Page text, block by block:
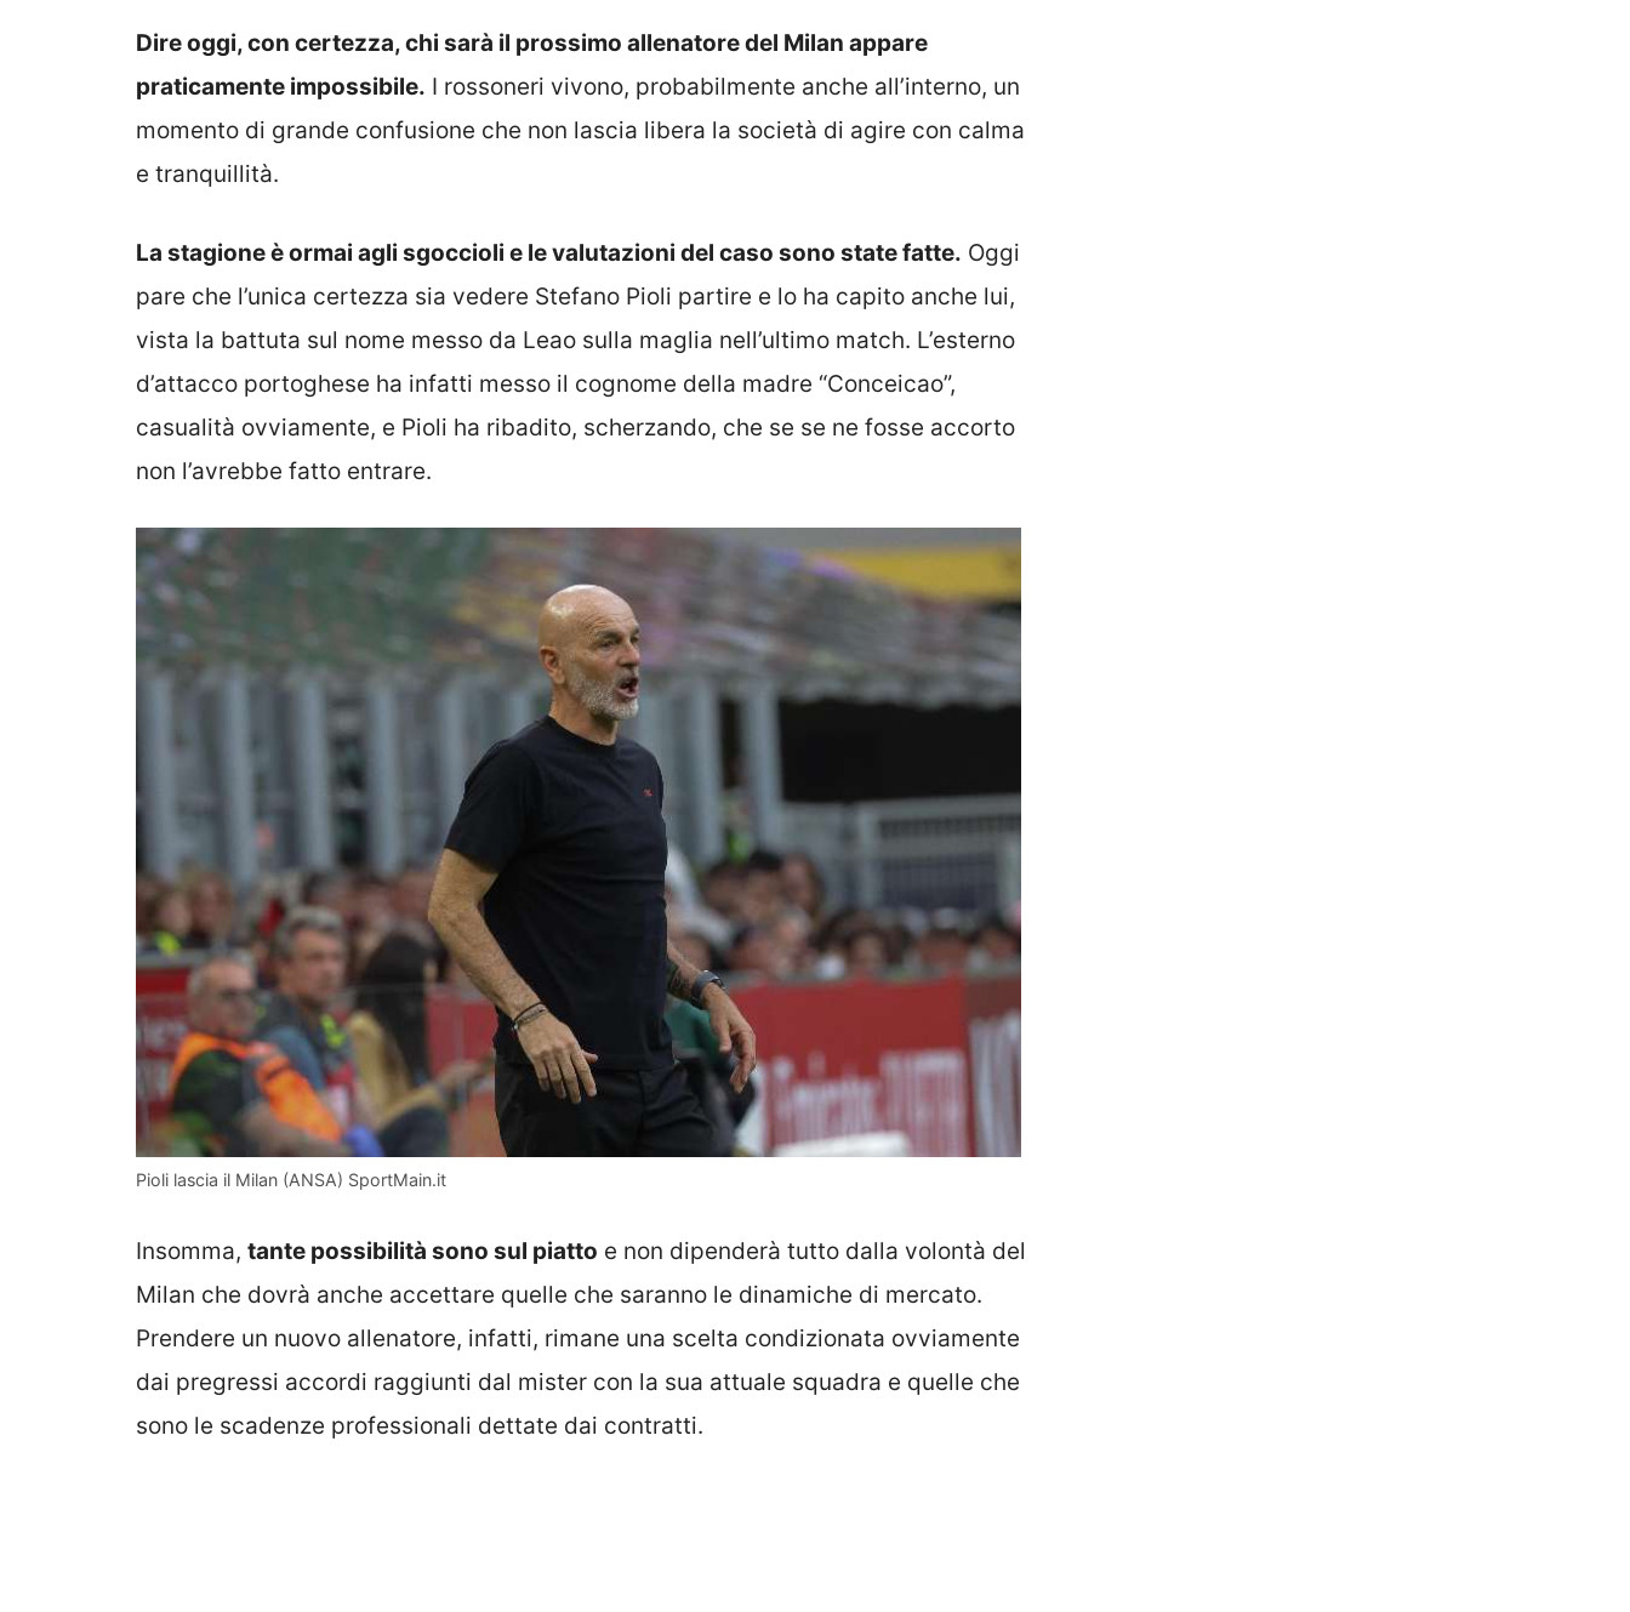
Dire oggi, con certezza, chi sarà il prossimo allenatore del Milan appare
praticamente impossibile. I rossoneri vivono, probabilmente anche all’interno, un
momento di grande confusione che non lascia libera la società di agire con calma
e tranquillità.
La stagione è ormai agli sgoccioli e le valutazioni del caso sono state fatte. Oggi
pare che l’unica certezza sia vedere Stefano Pioli partire e lo ha capito anche lui,
vista la battuta sul nome messo da Leao sulla maglia nell’ultimo match. L’esterno
d’attacco portoghese ha infatti messo il cognome della madre “Conceicao”,
casualità ovviamente, e Pioli ha ribadito, scherzando, che se se ne fosse accorto
non l’avrebbe fatto entrare.
Pioli lascia il Milan (ANSA) SportMain.it
Insomma, tante possibilità sono sul piatto e non dipenderà tutto dalla volontà del
Milan che dovrà anche accettare quelle che saranno le dinamiche di mercato.
Prendere un nuovo allenatore, infatti, rimane una scelta condizionata ovviamente
dai pregressi accordi raggiunti dal mister con la sua attuale squadra e quelle che
sono le scadenze professionali dettate dai contratti.